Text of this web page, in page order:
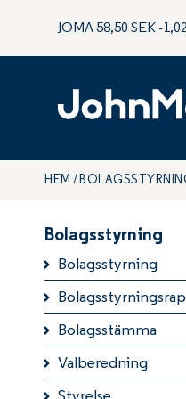
JOMA58,50 SEK -1,02
HEM
Bolagsstyrning
Bolagsstyrning
Bolagsstämma
Valberedning